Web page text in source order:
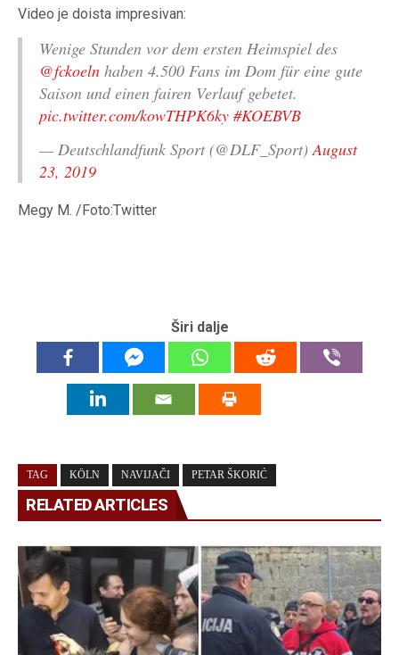
Video je doista impresivan:
Wenige Stunden vor dem ersten Heimspiel des
@fckoeln haben 4.500 Fans im Dom für eine gute
Saison und einen fairen Verlauf gebetet.
pic.twitter.com/kowTHPK6ky #KOEBVB
— Deutschlandfunk Sport (@DLF_Sport)August
23, 2019
Megy M. /Foto:Twitter
Širi dalje
TAG KÖLN NAVIJAČI PETAR ŠKORIĆ
RELATED ARTICLES